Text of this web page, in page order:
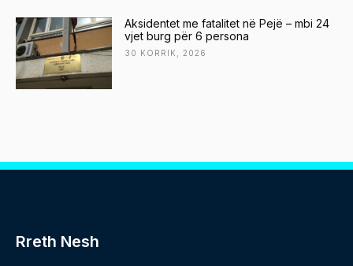
Aksidentet me fatalitet në Pejë – mbi 24
vjet burg për 6 persona
30 KORRIK, 2026
Rreth Nesh